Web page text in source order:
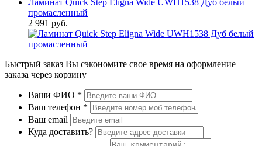
промасленный
2 991 руб.
Быстрый заказ Вы сэкономите свое время на оформление
заказа через корзину
Ваши ФИО *
Ваш телефон *
Ваш email
Куда доставить?